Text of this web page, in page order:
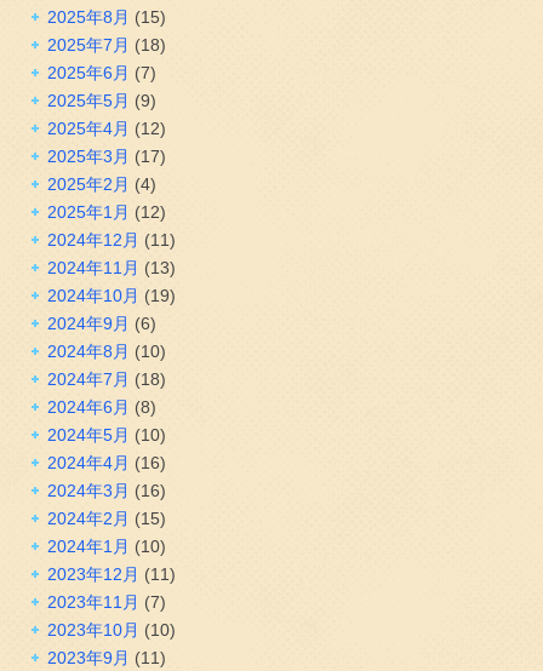
2025年8月 (15)
2025年7月 (18)
2025年6月 (7)
2025年5月 (9)
2025年4月 (12)
2025年3月 (17)
2025年2月 (4)
2025年1月 (12)
2024年12月 (11)
2024年11月 (13)
2024年10月 (19)
2024年9月 (6)
2024年8月 (10)
2024年7月 (18)
2024年6月 (8)
2024年5月 (10)
2024年4月 (16)
2024年3月 (16)
2024年2月 (15)
2024年1月 (10)
2023年12月 (11)
2023年11月 (7)
2023年10月 (10)
2023年9月 (11)